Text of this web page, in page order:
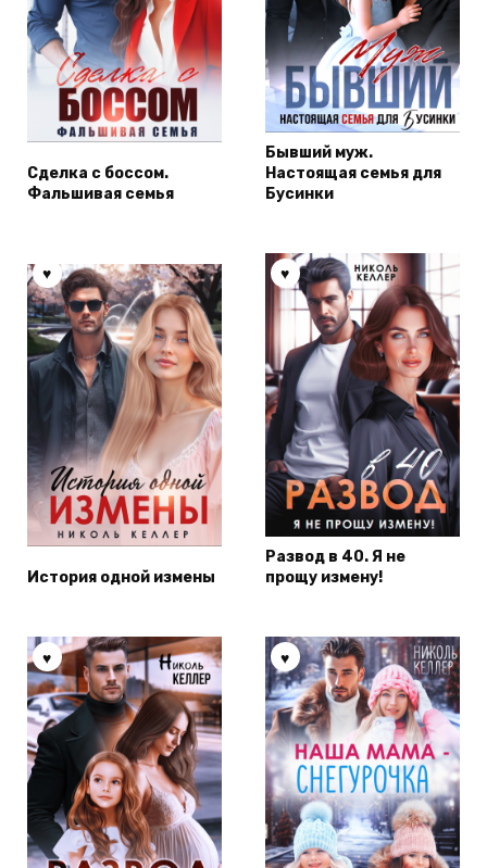
Сделка с боссом.
Фальшивая семья
Бывший муж.
Настоящая семья для
Бусинки
История одной измены
Развод в 40. Я не
прощу измену!